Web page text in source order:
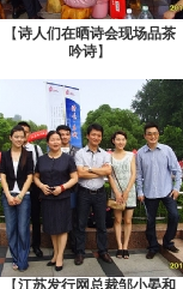
【诗人们在晒诗会现场品茶
吟诗】
【江苏发行网总裁邹小晏和